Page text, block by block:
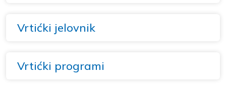
Vrtićki jelovnik
Vrtićki programi